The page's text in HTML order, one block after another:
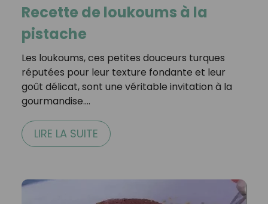
Recette de loukoums à la
pistache
Les loukoums, ces petites douceurs turques
réputées pour leur texture fondante et leur
goût délicat, sont une véritable invitation à la
gourmandise.…
LIRE LA SUITE